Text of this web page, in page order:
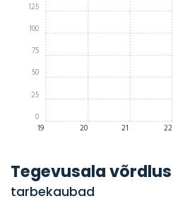
19 20 21 22
0
25
50
75
100
125
Tegevusala võrdlus
tarbekaubad